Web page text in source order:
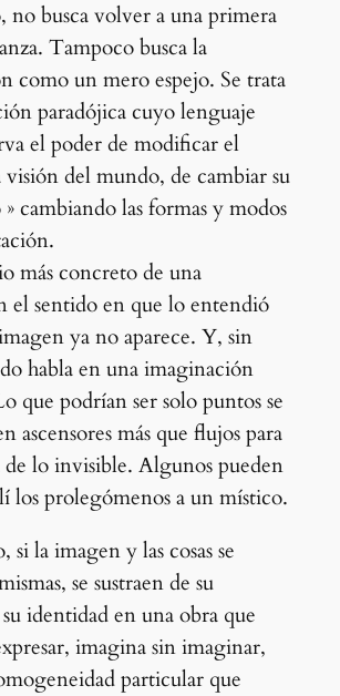
no busca volver a una primera
Tampoco busca la
como un mero espejo. Se trata
paradójica cuyo lenguaje
el poder de modificar el
del mundo, de cambiar su
cambiando las formas y modos
más concreto de una
el sentido en que lo entendió
ya no aparece. Y, sin
habla en una imaginación
que podrían ser solo puntos se
ascensores más que flujos para
lo invisible. Algunos pueden
los prolegómenos a un místico.
si la imagen y las cosas se
se sustraen de su
identidad en una obra que
imagina sin imaginar,
particular que